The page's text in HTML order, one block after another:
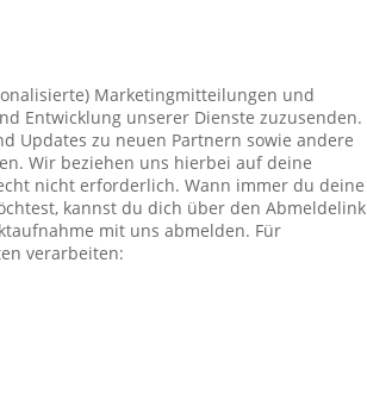
Marketingmitteilungen und
Entwicklung unserer Dienste zuzusenden.
Updates zu neuen Partnern sowie andere
Wir beziehen uns hierbei auf deine
nicht erforderlich. Wann immer du deine
kannst du dich über den Abmeldelink
mit uns abmelden. Für
verarbeiten: